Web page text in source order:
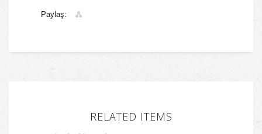
Paylaş:
RELATED ITEMS